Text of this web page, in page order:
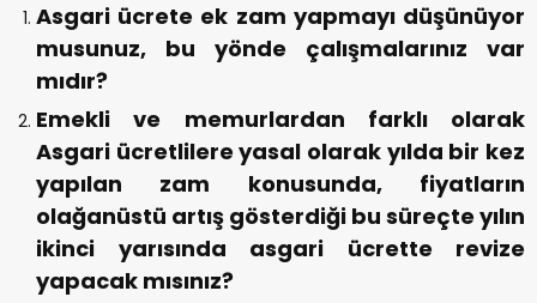
Asgari ücrete ek zam yapmayı düşünüyor
musunuz, bu yönde çalışmalarınız var
mıdır?
Emekli ve memurlardan farklı olarak
Asgari ücretlilere yasal olarak yılda bir kez
yapılan zam konusunda, fiyatların
olağanüstü artış gösterdiği bu süreçte yılın
ikinci yarısında asgari ücrette revize
yapacak mısınız?